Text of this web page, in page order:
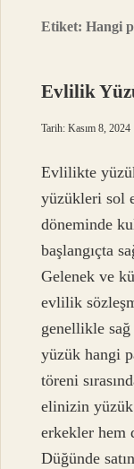
Etiket:Hangi
Evlilik
Tarih: Kasım 8, 2024
Evlilikte
yüzükleri sol
döneminde
başlangıçta
Gelenek ve
evlilik
genellikle
yüzük hangi
töreni
elinizin yüzük
erkekler hem
Düğünde